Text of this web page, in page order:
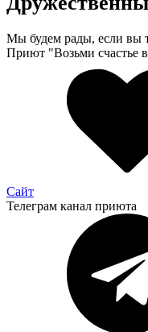
Мы будем рады, если вы
Приют "Возьми счастье
Сайт
Телеграм канал приюта